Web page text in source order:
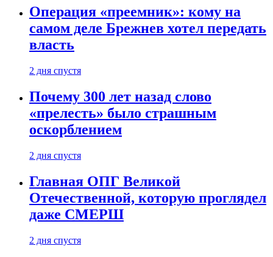
Операция «преемник»: кому на
самом деле Брежнев хотел передать
власть
2 дня спустя
Почему 300 лет назад слово
«прелесть» было страшным
оскорблением
2 дня спустя
Главная ОПГ Великой
Отечественной, которую проглядел
даже СМЕРШ
2 дня спустя